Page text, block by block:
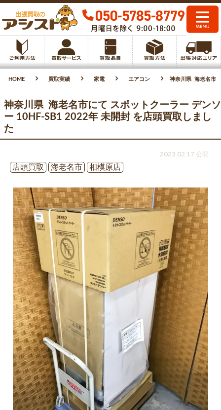
HOME 買取実績 家電 エアコン 神奈川県 海老名市
神奈川県 海老名市にて スポットクーラー デンソ
ー 10HF-SB1 2022年 未開封 を店頭買取しまし
た
2023.02.17 公開
店頭買取
海老名市 相模原店